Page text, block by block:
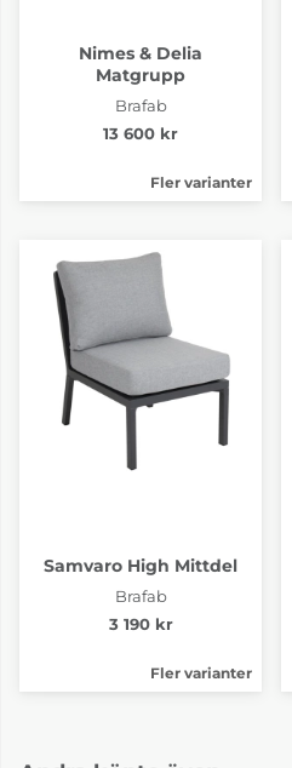
Nimes & Delia
Matgrupp
Brafab
13 600 kr
Fler varianter
Samvaro High Mittdel
Brafab
3 190 kr
Fler varianter